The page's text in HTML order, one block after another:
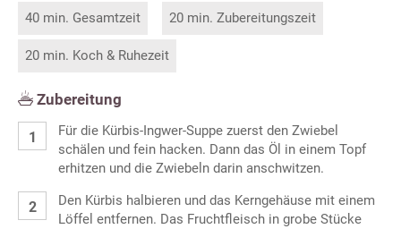
40 min. Gesamtzeit 20 min. Zubereitungszeit
20 min. Koch & Ruhezeit
Zubereitung
Für die Kürbis-Ingwer-Suppe zuerst den Zwiebel
schälen und fein hacken. Dann das Öl in einem Topf
erhitzen und die Zwiebeln darin anschwitzen.
Den Kürbis halbieren und das Kerngehäuse mit einem
Löffel entfernen. Das Fruchtfleisch in grobe Stücke